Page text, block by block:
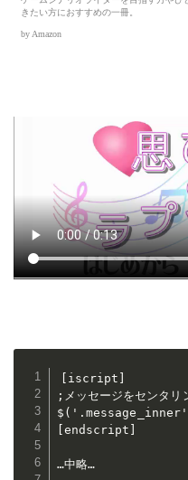
[iscript]
;メッセージをセンタリ
[endscript]
…中略…